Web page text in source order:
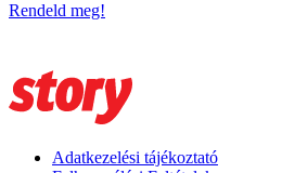
Rendeld meg!
Adatkezelési tájékoztató